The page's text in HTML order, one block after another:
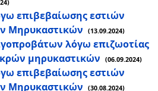
επιβεβαίωσης εστιών
Μηρυκαστικών
(13.09.2024)
λόγω επιζωοτίας
μηρυκαστικών
(06.09.2024)
επιβεβαίωσης εστιών
Μηρυκαστικών
(30.08.2024)